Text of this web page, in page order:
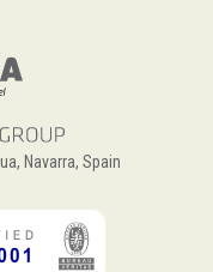
Navarra, Spain